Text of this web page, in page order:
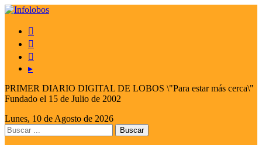



▸
PRIMER DIARIO DIGITAL DE LOBOS \"Para estar más cerca\"
Fundado el 15 de Julio de 2002
Lunes, 10 de Agosto de 2026